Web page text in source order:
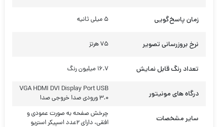
زمان پاسخ‌گویی 5 میلی ثانیه
نرخ بروزرسانی تصویر 75 هرتز
تعداد رنگ قابل نمایش 16.7 میلیون رنگ
درگاه های مونیتور
VGA HDMI DVI Display Port USB
3.0 ورودی صدا خروجی صدا
سایر مشخصات
چرخش صفحه به صورت عمودی و
افقی، دارای 2عدد اسپیکر استریو